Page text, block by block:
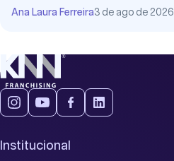
Ana Laura Ferreira3 de ago de 2026
Institucional